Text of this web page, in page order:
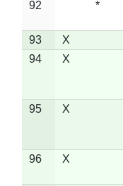
92 *
93 X
94
X
95 X
96 X